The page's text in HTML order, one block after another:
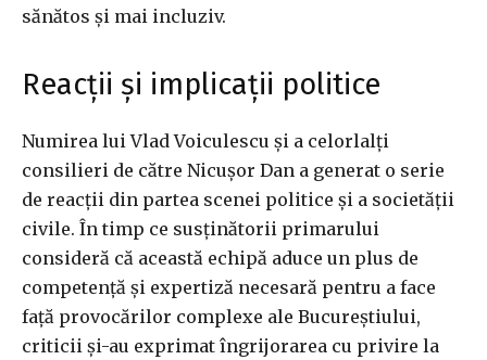
sănătos și mai incluziv.
Reacții și implicații politice
Numirea lui Vlad Voiculescu și a celorlalți
consilieri de către Nicușor Dan a generat o serie
de reacții din partea scenei politice și a societății
civile. În timp ce susținătorii primarului
consideră că această echipă aduce un plus de
competență și expertiză necesară pentru a face
față provocărilor complexe ale Bucureștiului,
criticii și-au exprimat îngrijorarea cu privire la